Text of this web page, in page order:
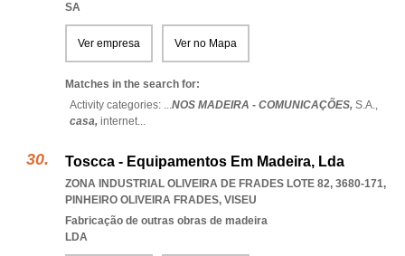
SA
Ver empresa Ver no Mapa
Matches in the search for:
Activity categories: ...NOS MADEIRA - COMUNICAÇÕES, S.A.,
casa, internet...
Toscca - Equipamentos Em Madeira, Lda
ZONA INDUSTRIAL OLIVEIRA DE FRADES LOTE 82, 3680-171,
PINHEIRO OLIVEIRA FRADES, VISEU
Fabricação de outras obras de madeira
LDA